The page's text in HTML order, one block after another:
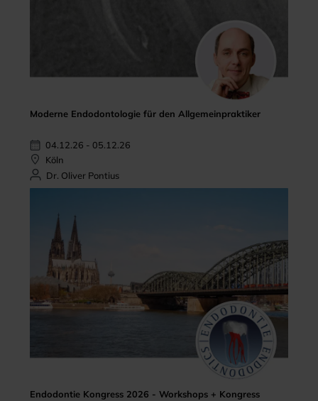
Moderne Endodontologie für den Allgemeinpraktiker
04.12.26 - 05.12.26
Köln
Dr. Oliver Pontius
Endodontie Kongress 2026 - Workshops + Kongress